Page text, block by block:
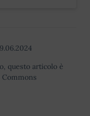
questo articolo è